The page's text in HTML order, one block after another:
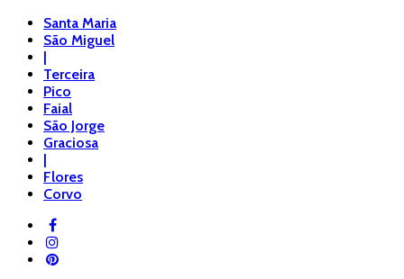
Santa Maria
São Miguel
|
Terceira
Pico
Faial
São Jorge
Graciosa
|
Flores
Corvo